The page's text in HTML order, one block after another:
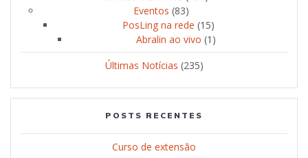
Eventos (83)
PosLing na rede (15)
Abralin ao vivo (1)
Últimas Notícias (235)
POSTS RECENTES
Curso de extensão